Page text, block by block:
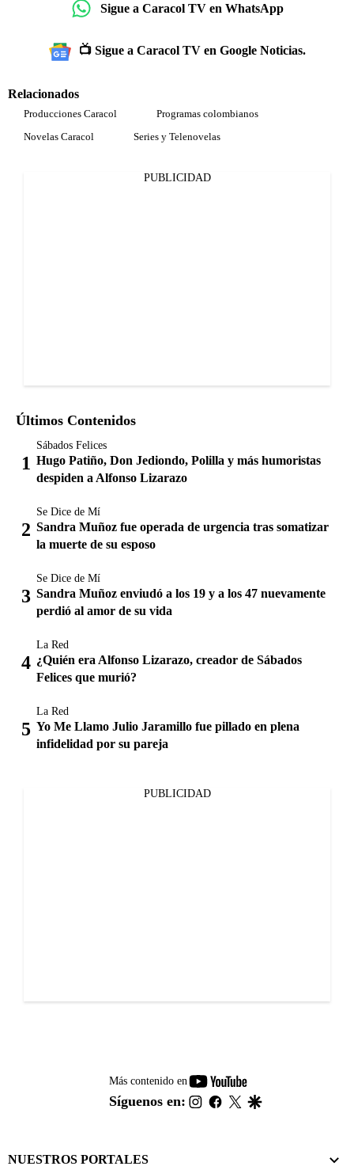
Sigue a Caracol TV en WhatsApp
📺 Sigue a Caracol TV en Google Noticias.
Relacionados
Producciones Caracol
Programas colombianos
Novelas Caracol
Series y Telenovelas
PUBLICIDAD
Últimos Contenidos
Sábados Felices
Hugo Patiño, Don Jediondo, Polilla y más humoristas
despiden a Alfonso Lizarazo
Se Dice de Mí
Sandra Muñoz fue operada de urgencia tras somatizar
la muerte de su esposo
Se Dice de Mí
Sandra Muñoz enviudó a los 19 y a los 47 nuevamente
perdió al amor de su vida
La Red
¿Quién era Alfonso Lizarazo, creador de Sábados
Felices que murió?
La Red
Yo Me Llamo Julio Jaramillo fue pillado en plena
infidelidad por su pareja
PUBLICIDAD
Más contenido en
youtube-
footer
Síguenos en: instagram
facebook
twitter
NUESTROS PORTALES